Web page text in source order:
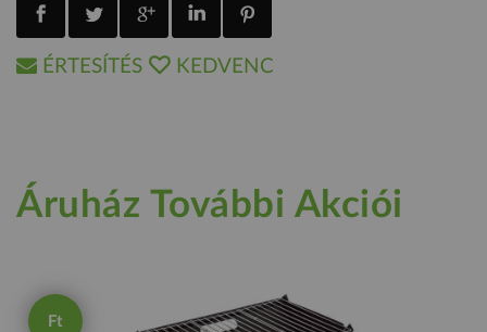
ÉRTESÍTÉS KEDVENC
Áruház További Akciói
Ft